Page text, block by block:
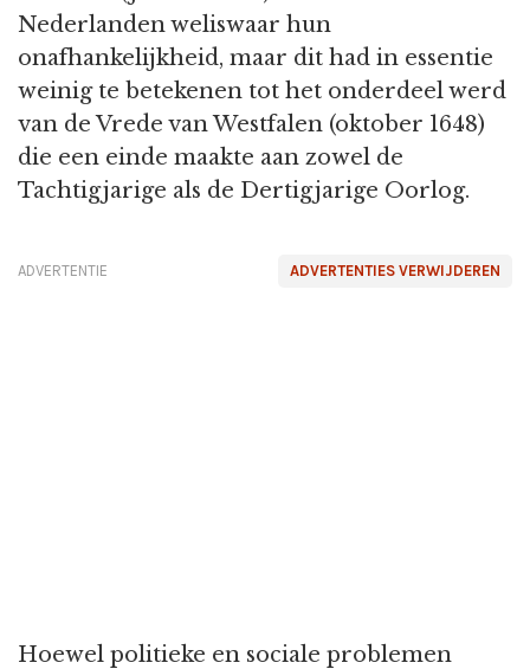
Nederlanden weliswaar hun
onafhankelijkheid, maar dit had in essentie
weinig te betekenen tot het onderdeel werd
van de Vrede van Westfalen (oktober 1648)
die een einde maakte aan zowel de
Tachtigjarige als de Dertigjarige Oorlog.
ADVERTENTIES VERWIJDEREN
ADVERTENTIE
Hoewel politieke en sociale problemen